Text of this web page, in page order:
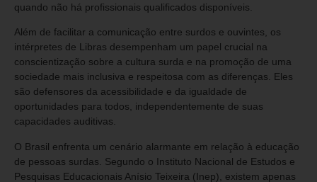
quando não há profissionais qualificados disponíveis.
Além de facilitar a comunicação entre surdos e ouvintes, os
intérpretes de Libras desempenham um papel crucial na
conscientização sobre a cultura surda e na promoção de uma
sociedade mais inclusiva e respeitosa com as diferenças. Eles
são defensores da acessibilidade e da igualdade de
oportunidades para todos, independentemente de suas
capacidades auditivas.
O Brasil enfrenta um cenário alarmante em relação à educação
de pessoas surdas. Segundo o Instituto Nacional de Estudos e
Pesquisas Educacionais Anísio Teixeira (Inep), existem apenas